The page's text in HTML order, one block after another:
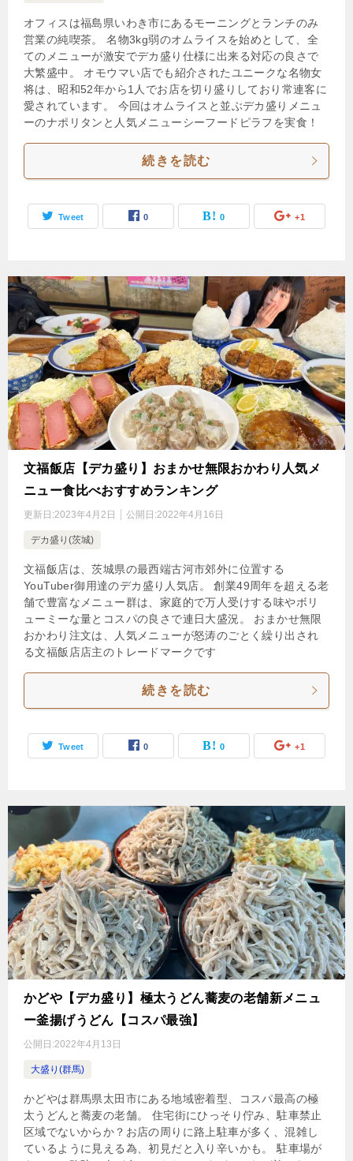
オフィスは福島県いわき市にあるモーニングとランチのみ
営業の純喫茶。 名物3kg弱のオムライスを始めとして、全
てのメニューが激安でデカ盛り仕様に出来る対応の良さで
大繁盛中。 オモウマい店でも紹介されたユニークな名物女
将は、昭和52年から1人でお店を切り盛りしており常連客に
愛されています。 今回はオムライスと並ぶデカ盛りメニュ
ーのナポリタンと人気メニューシーフードピラフを実食！
続きを読む
Tweet 0 0 +1
文福飯店【デカ盛り】おまかせ無限おかわり人気メ
ニュー食比べおすすめランキング
更新日:2023年4月2日 公開日:2022年4月16日
デカ盛り(茨城)
文福飯店は、茨城県の最西端古河市郊外に位置する
YouTuber御用達のデカ盛り人気店。 創業49周年を超える老
舗で豊富なメニュー群は、家庭的で万人受けする味やボリ
ューミーな量とコスパの良さで連日大盛況。 おまかせ無限
おかわり注文は、人気メニューが怒涛のごとく繰り出され
る文福飯店店主のトレードマークです
続きを読む
Tweet 0 0 +1
かどや【デカ盛り】極太うどん蕎麦の老舗新メニュ
ー釜揚げうどん【コスパ最強】
公開日:2022年4月13日
大盛り(群馬)
かどやは群馬県太田市にある地域密着型、コスパ最高の極
太うどんと蕎麦の老舗。 住宅街にひっそり佇み、駐車禁止
区域でないからか？お店の周りに路上駐車が多く、混雑し
ているように見える為、初見だと入り辛いかも。 駐車場が